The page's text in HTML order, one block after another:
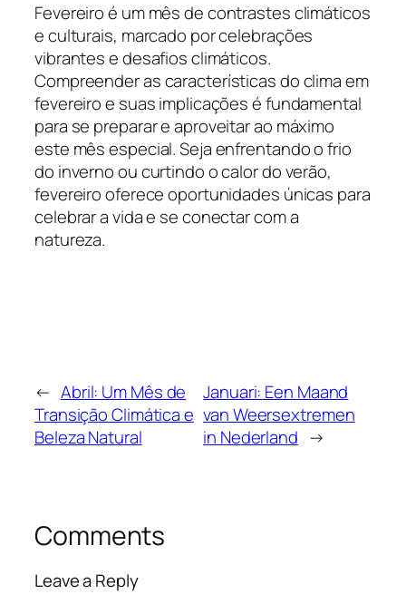
Fevereiro é um mês de contrastes climáticos
e culturais, marcado por celebrações
vibrantes e desafios climáticos.
Compreender as características do clima em
fevereiro e suas implicações é fundamental
para se preparar e aproveitar ao máximo
este mês especial. Seja enfrentando o frio
do inverno ou curtindo o calor do verão,
fevereiro oferece oportunidades únicas para
celebrar a vida e se conectar com a
natureza.
← Abril: Um Mês de
Transição Climática e
Beleza Natural
Januari: Een Maand
van Weersextremen
in Nederland →
Comments
Leave a Reply